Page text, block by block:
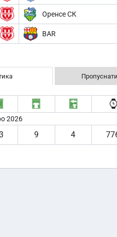
Оренсе СК
BAR
2026
9 4